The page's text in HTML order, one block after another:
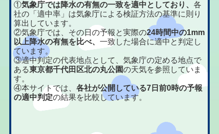
①気象庁では降水の有無の一致を適中としており、各
社の「適中率」は気象庁による検証方法の基準に則り
算出しています。
②気象庁では、その日の予報と実際の24時間中の1mm
以上降水の有無を比べ、一致した場合に適中と判定し
ています。
③適中判定の代表地点として、気象庁の定める地点で
ある東京都千代田区北の丸公園の天気を参照していま
す。
④本サイトでは、各社が公開している7日前0時の予報
の適中判定の結果を比較しています。